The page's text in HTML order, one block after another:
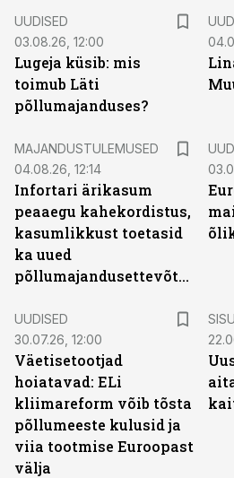
UUDISED
03.08.26, 12:00
Lugeja küsib: mis
toimub Läti
põllumajanduses?
MAJANDUSTULEMUSED
04.08.26, 12:14
Infortari ärikasum
peaaegu kahekordistus,
kasumlikkust toetasid
ka uued
põllumajandusettevõtted
UUDISED
30.07.26, 12:00
Väetisetootjad
hoiatavad: ELi
kliimareform võib tõsta
põllumeeste kulusid ja
viia tootmise Euroopast
välja